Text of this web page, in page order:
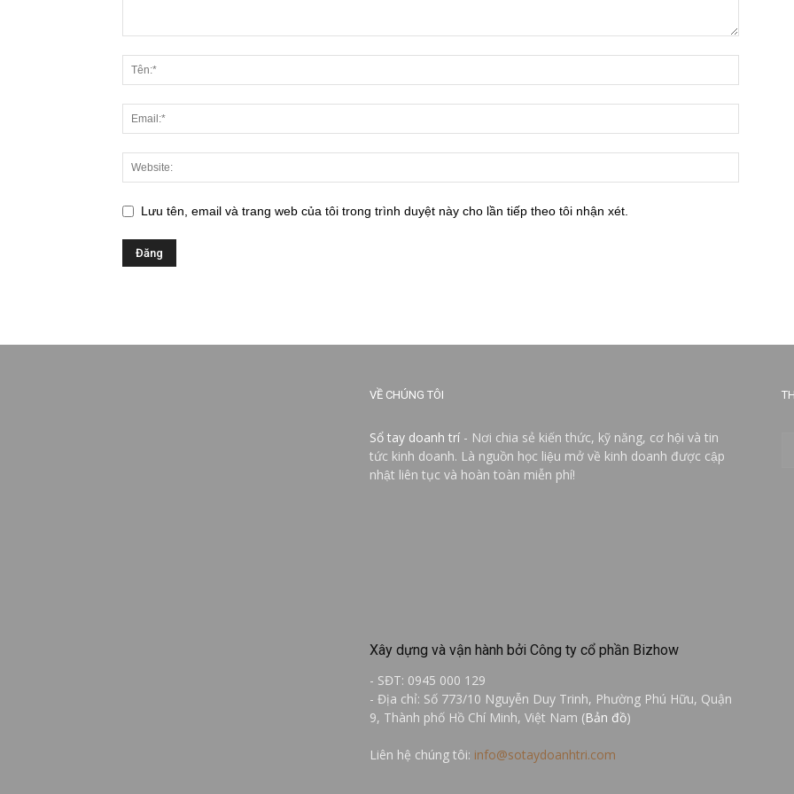
Lưu tên, email và trang web của tôi trong trình duyệt này cho lần tiếp theo tôi nhận xét.
VỀ CHÚNG TÔI
Sổ tay doanh trí - Nơi chia sẻ kiến thức, kỹ năng, cơ hội và tin
tức kinh doanh. Là nguồn học liệu mở về kinh doanh được cập
nhật liên tục và hoàn toàn miễn phí!
Xây dựng và vận hành bởi Công ty cổ phần Bizhow
- SĐT: 0945 000 129
- Địa chỉ: Số 773/10 Nguyễn Duy Trinh, Phường Phú Hữu, Quận
9, Thành phố Hồ Chí Minh, Việt Nam (Bản đồ)
Liên hệ chúng tôi: info@sotaydoanhtri.com